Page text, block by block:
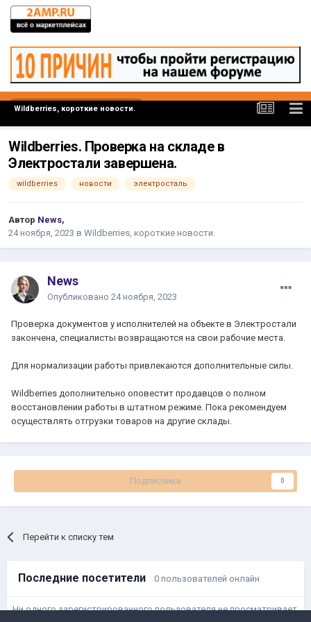
Wildberries, короткие новости.
Wildberries. Проверка на складе в
Электростали завершена.
wildberries новости электросталь
Автор News,
24 ноября, 2023 в Wildberries, короткие новости.
News
Опубликовано 24 ноября, 2023
Проверка документов у исполнителей на объекте в Электростали
закончена, специалисты возвращаются на свои рабочие места.
Для нормализации работы привлекаются дополнительные силы.
Wildberries дополнительно оповестит продавцов о полном
восстановлении работы в штатном режиме. Пока рекомендуем
осуществлять отгрузки товаров на другие склады.
Подписчики 0
Перейти к списку тем
Последние посетители 0 пользователей онлайн
Ни одного зарегистрированного пользователя не просматривает